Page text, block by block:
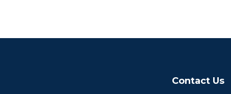
Contact Us